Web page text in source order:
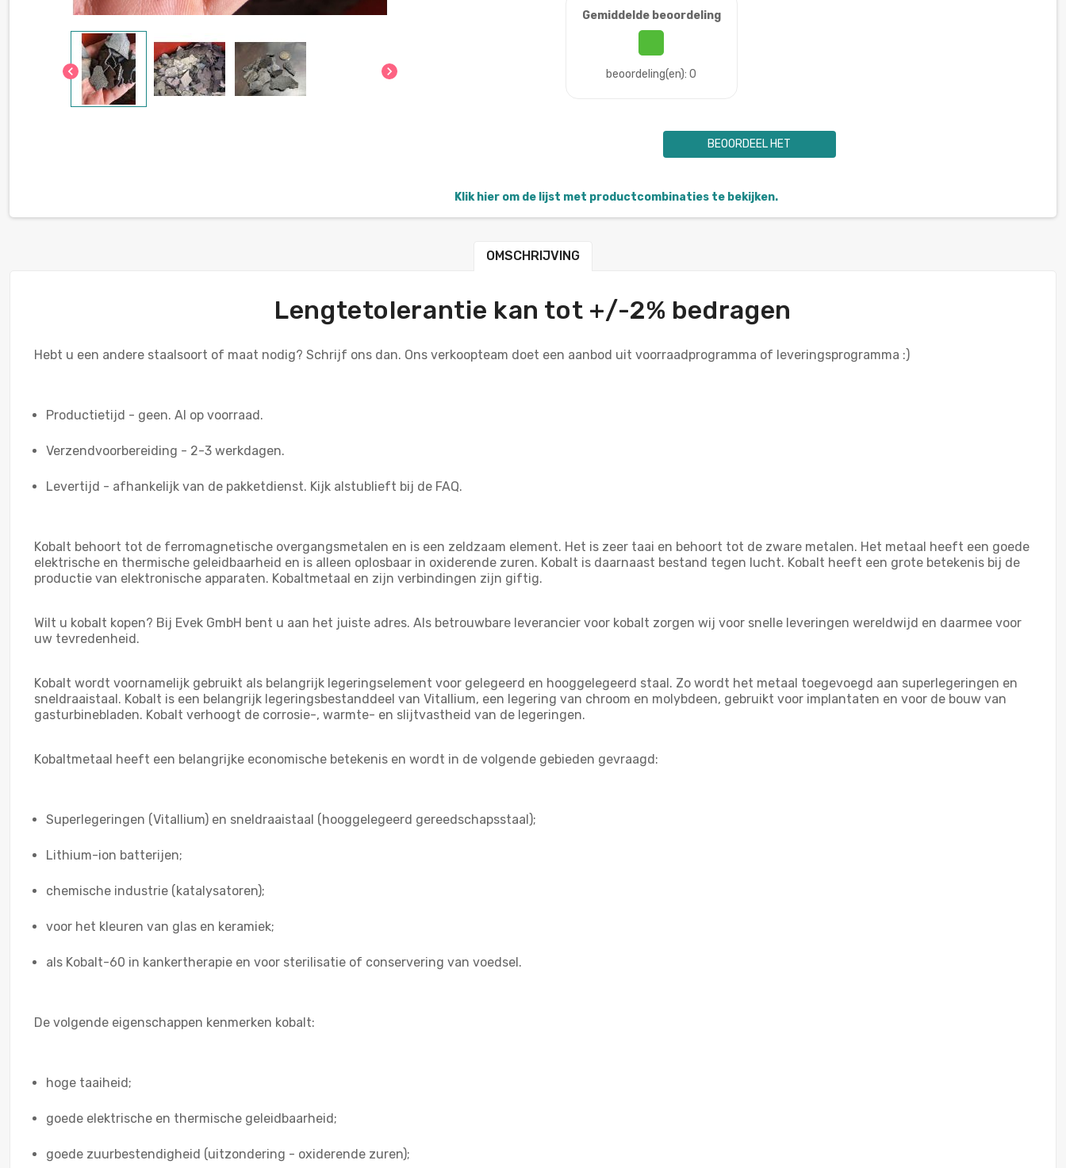
chevron_left chevron_right
Gemiddelde beoordeling
beoordeling(en): 0
BEOORDEEL HET
Klik hier om de lijst met productcombinaties te bekijken.
OMSCHRIJVING
Lengtetolerantie kan tot +/-2% bedragen
Hebt u een andere staalsoort of maat nodig? Schrijf ons dan. Ons verkoopteam doet een aanbod uit voorraadprogramma of leveringsprogramma :)
Productietijd - geen. Al op voorraad.
Verzendvoorbereiding - 2-3 werkdagen.
Levertijd - afhankelijk van de pakketdienst. Kijk alstublieft bij de FAQ.
Kobalt behoort tot de ferromagnetische overgangsmetalen en is een zeldzaam element. Het is zeer taai en behoort tot de zware metalen. Het metaal heeft een goede
elektrische en thermische geleidbaarheid en is alleen oplosbaar in oxiderende zuren. Kobalt is daarnaast bestand tegen lucht. Kobalt heeft een grote betekenis bij de
productie van elektronische apparaten. Kobaltmetaal en zijn verbindingen zijn giftig.
Wilt u kobalt kopen? Bij Evek GmbH bent u aan het juiste adres. Als betrouwbare leverancier voor kobalt zorgen wij voor snelle leveringen wereldwijd en daarmee voor
uw tevredenheid.
Kobalt wordt voornamelijk gebruikt als belangrijk legeringselement voor gelegeerd en hooggelegeerd staal. Zo wordt het metaal toegevoegd aan superlegeringen en
sneldraaistaal. Kobalt is een belangrijk legeringsbestanddeel van Vitallium, een legering van chroom en molybdeen, gebruikt voor implantaten en voor de bouw van
gasturbinebladen. Kobalt verhoogt de corrosie-, warmte- en slijtvastheid van de legeringen.
Kobaltmetaal heeft een belangrijke economische betekenis en wordt in de volgende gebieden gevraagd:
Superlegeringen (Vitallium) en sneldraaistaal (hooggelegeerd gereedschapsstaal);
Lithium-ion batterijen;
chemische industrie (katalysatoren);
voor het kleuren van glas en keramiek;
als Kobalt-60 in kankertherapie en voor sterilisatie of conservering van voedsel.
De volgende eigenschappen kenmerken kobalt:
hoge taaiheid;
goede elektrische en thermische geleidbaarheid;
goede zuurbestendigheid (uitzondering - oxiderende zuren);